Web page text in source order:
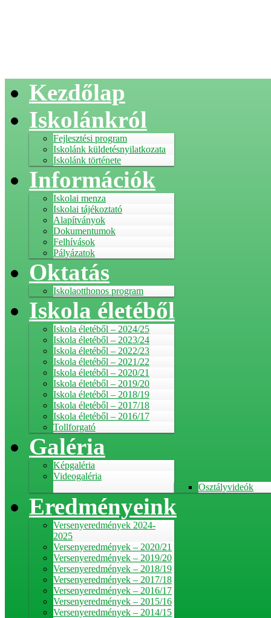
Kezdőlap
Iskolánkról
Fejlesztési program
Iskolánk küldetésnyilatkozata
Iskolánk története
Információk
Iskolai menza
Iskolai tájékoztató
Alapítványok
Dokumentumok
Felhívások
Pályázatok
Oktatás
Iskolaotthonos program
Iskola életéből
Iskola életéből – 2024/25
Iskola életéből – 2023/24
Iskola életéből – 2022/23
Iskola életéből – 2021/22
Iskola életéből – 2020/21
Iskola életéből – 2019/20
Iskola életéből – 2018/19
Iskola életéből – 2017/18
Iskola életéből – 2016/17
Tollforgató
Galéria
Képgaléria
Videogaléria
Osztályvideók
Eredményeink
Versenyeredmények 2024-
2025
Versenyeredmények – 2020/21
Versenyeredmények – 2019/20
Versenyeredmények – 2018/19
Versenyeredmények – 2017/18
Versenyeredmények – 2016/17
Versenyeredmények – 2015/16
Versenyeredmények – 2014/15